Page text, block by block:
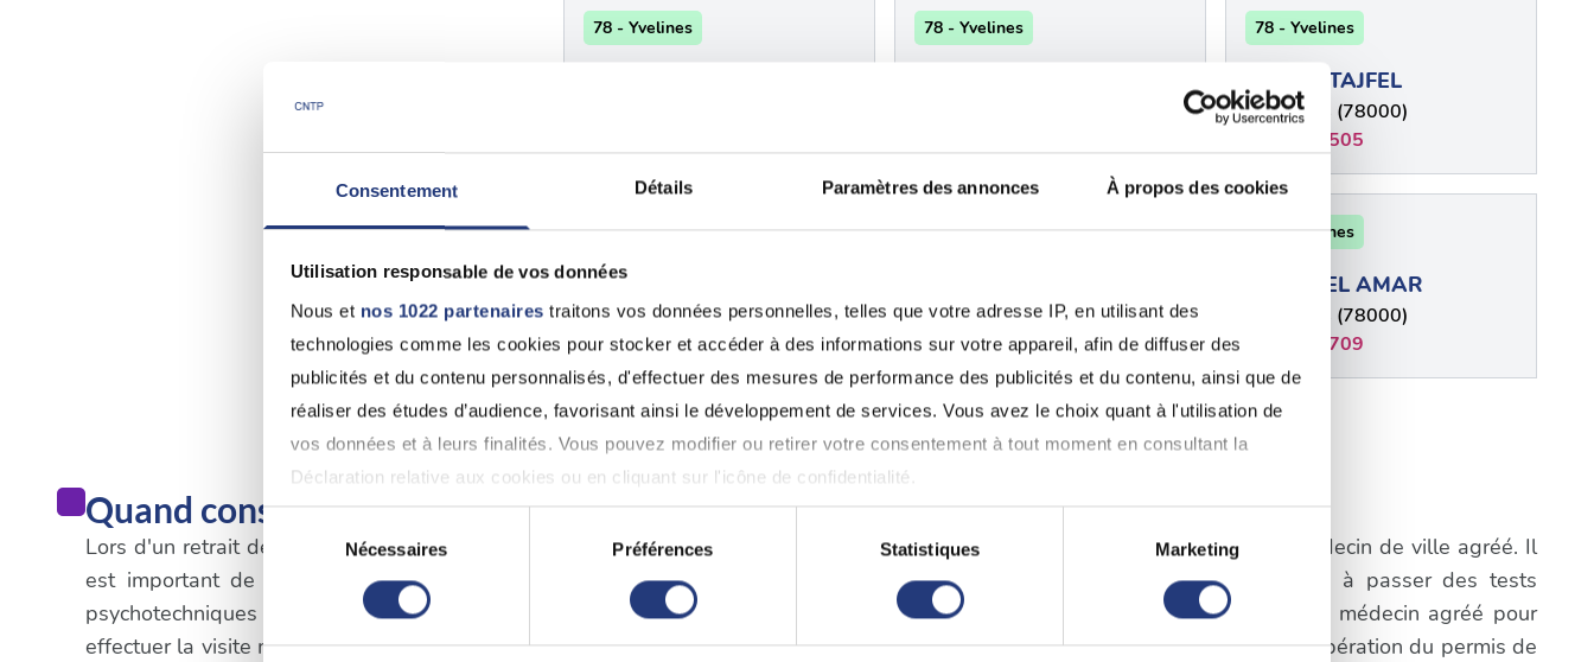
Consentement Détails Paramètres des annonces À propos des cookies
Utilisation responsable de vos données
Nous et nos 1022 partenaires traitons vos données personnelles, telles que votre adresse IP, en utilisant des
technologies comme les cookies pour stocker et accéder à des informations sur votre appareil, afin de diffuser des
publicités et du contenu personnalisés, d'effectuer des mesures de performance des publicités et du contenu, ainsi que de
réaliser des études d’audience, favorisant ainsi le développement de services. Vous avez le choix quant à l'utilisation de
vos données et à leurs finalités. Vous pouvez modifier ou retirer votre consentement à tout moment en consultant la
Déclaration relative aux cookies ou en cliquant sur l'icône de confidentialité.
Si vous le permettez, nous aimerions également :
Collecter des informations sur votre localisation géographique qui peuvent être précises à plusieurs mètres près
Identifier votre appareil en l'analysant activement pour en relever les caractéristiques spécifiques (empreintes
digitales).
Sélection
du
consentement
Nécessaires Préférences Statistiques Marketing
78 - Yvelines 78 - Yvelines 78 - Yvelines
PIERRE TAJFEL
Versailles (78000)
0139519505
78 - Yvelines
RAPHAEL AMAR
Versailles (78000)
0130215566
78 - Yvelines
Versailles (78000)
0130219737
78 - Yvelines
RAPHAEL AMAR
Versailles (78000)
0146412709
Voir plus
Quand consulter un médecin pour permis de conduire à Le Mesnil-le-Roi
Lors d'un retrait de permis de conduire qui n'est pas lié à l'alcoolémie ou aux stupéfiants, il est obligatoire de consulter un médecin de ville agréé. Il
est important de suivre les procédures spécifiques établies pour la récupération du permis. La première étape consistera à passer des tests
psychotechniques dans un centre agréé. Une fois que vous aurez réussi ces tests, vous devrez prendre rendez-vous avec un médecin agréé pour
effectuer la visite médicale obligatoire. Il est essentiel de respecter les délais et les exigences spécifiques du processus de récupération du permis de